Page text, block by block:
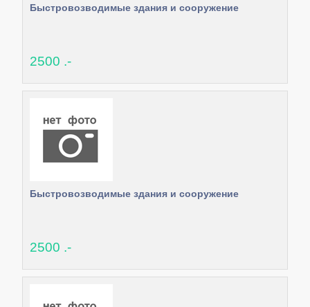
Быстровозводимые здания и сооружение
2500 .-
Быстровозводимые здания и сооружение
2500 .-